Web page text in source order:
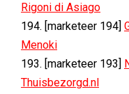
Rigoni di Asiago
194. [marketeer 194]
Menoki
193. [marketeer 193]
Thuisbezorgd.nl